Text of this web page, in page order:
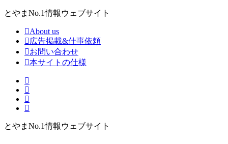
とやまNo.1情報ウェブサイト
About us
広告掲載&仕事依頼
お問い合わせ
本サイトの仕様
とやまNo.1情報ウェブサイト